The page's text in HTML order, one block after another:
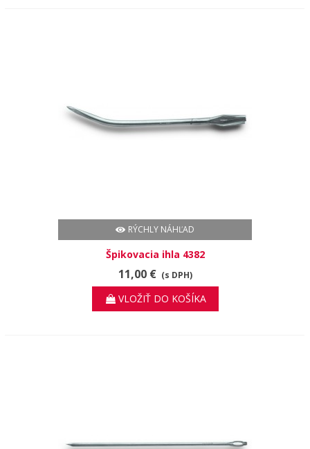
RÝCHLY NÁHĽAD
Špikovacia ihla 4382
11,00 € (s DPH)
VLOŽIŤ DO KOŠÍKA